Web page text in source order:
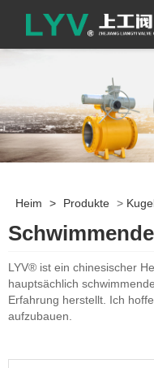
Heim > Produkte >
LYV® ist ein chinesischer
hauptsächlich
Erfahrung herstellt. Ich
aufzubauen.